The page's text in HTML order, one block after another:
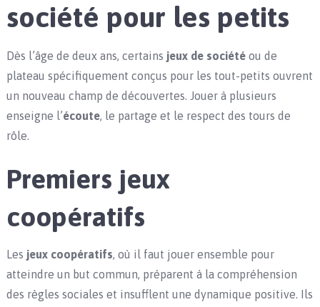
société pour les petits
Dès l’âge de deux ans, certains jeux de sociétéou de
plateau spécifiquement conçus pour les tout-petits ouvrent
un nouveau champ de découvertes. Jouer à plusieurs
enseigne l’écoute, le partage et le respect des tours de
rôle.
Premiers jeux
coopératifs
Les jeux coopératifs, où il faut jouer ensemble pour
atteindre un but commun, préparent à la compréhension
des règles sociales et insufflent une dynamique positive. Ils